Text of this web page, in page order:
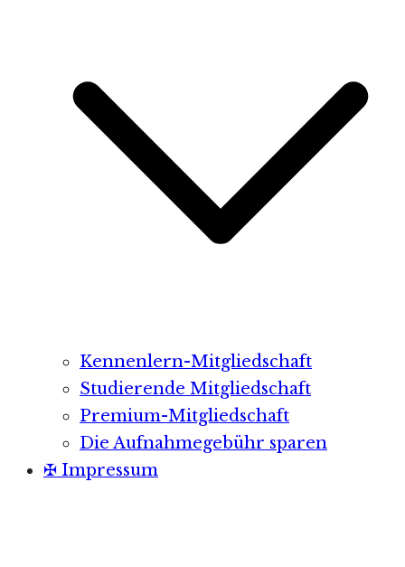
Kennenlern-Mitgliedschaft
Studierende Mitgliedschaft
Premium-Mitgliedschaft
Die Aufnahmegebühr sparen
✠ Impressum